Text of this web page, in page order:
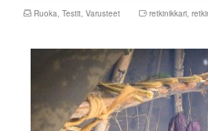
Ruoka, Testit, Varusteet retkinikkari,